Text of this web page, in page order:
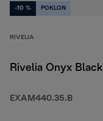
-10 % POKLON
RIVELIA
Rivelia Onyx Black
EXAM440.35.B